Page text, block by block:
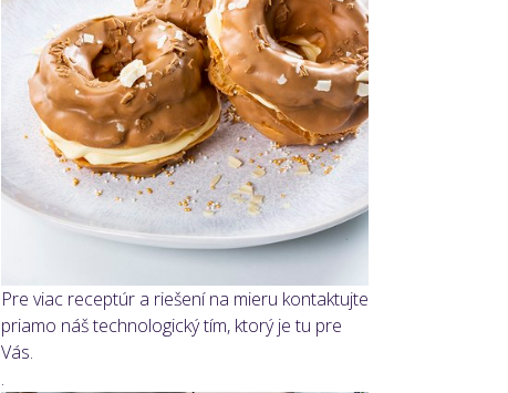
Pre viac receptúr a riešení na mieru kontaktujte
priamo náš technologický tím, ktorý je tu pre
Vás.
.